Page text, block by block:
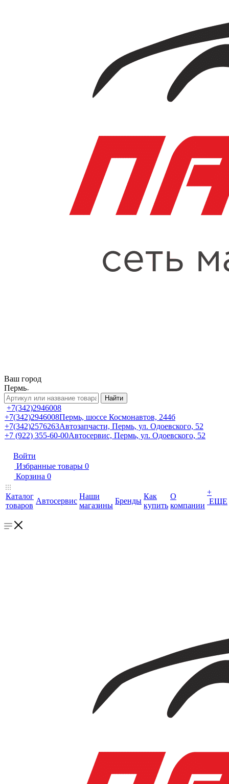
Ваш город
Пермь
Найти
+7(342)2946008
+7(342)2946008Пермь, шоссе Космонавтов, 244б
+7(342)2576263Автозапчасти, Пермь, ул. Одоевского, 52
+7 (922) 355-60-00Автосервис, Пермь, ул. Одоевского, 52
Войти
Избранные товары 0
Корзина 0
Каталог
товаров
Автосервис
Наши
магазины
Бренды
Как
купить
О
компании
+
ЕЩЕ